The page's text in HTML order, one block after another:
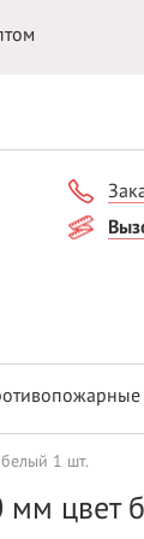
1 шт.
цвет